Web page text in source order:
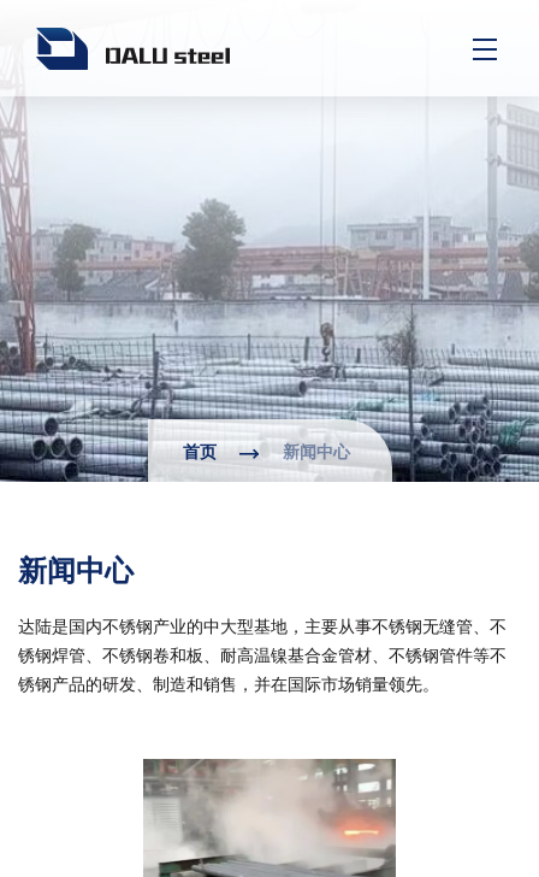
首页 新闻中心
新闻中心
达陆是国内不锈钢产业的中大型基地，主要从事不锈钢无缝管、不
锈钢焊管、不锈钢卷和板、耐高温镍基合金管材、不锈钢管件等不
锈钢产品的研发、制造和销售，并在国际市场销量领先。